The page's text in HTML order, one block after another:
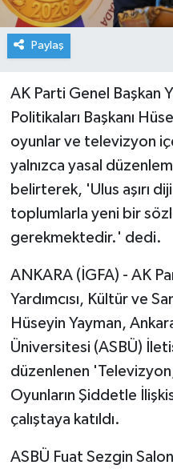
Paylaş
AK Parti Genel Başkan
Politikaları Başkanı
oyunlar ve televizyon
yalnızca yasal
belirterek, 'Ulus aşırı
toplumlarla yeni bir
gerekmektedir.' dedi.
ANKARA (İGFA) - AK
Yardımcısı, Kültür ve
Hüseyin Yayman,
Üniversitesi (ASBÜ)
düzenlenen
Oyunların Şiddetle
çalıştaya katıldı.
ASBÜ Fuat Sezgin